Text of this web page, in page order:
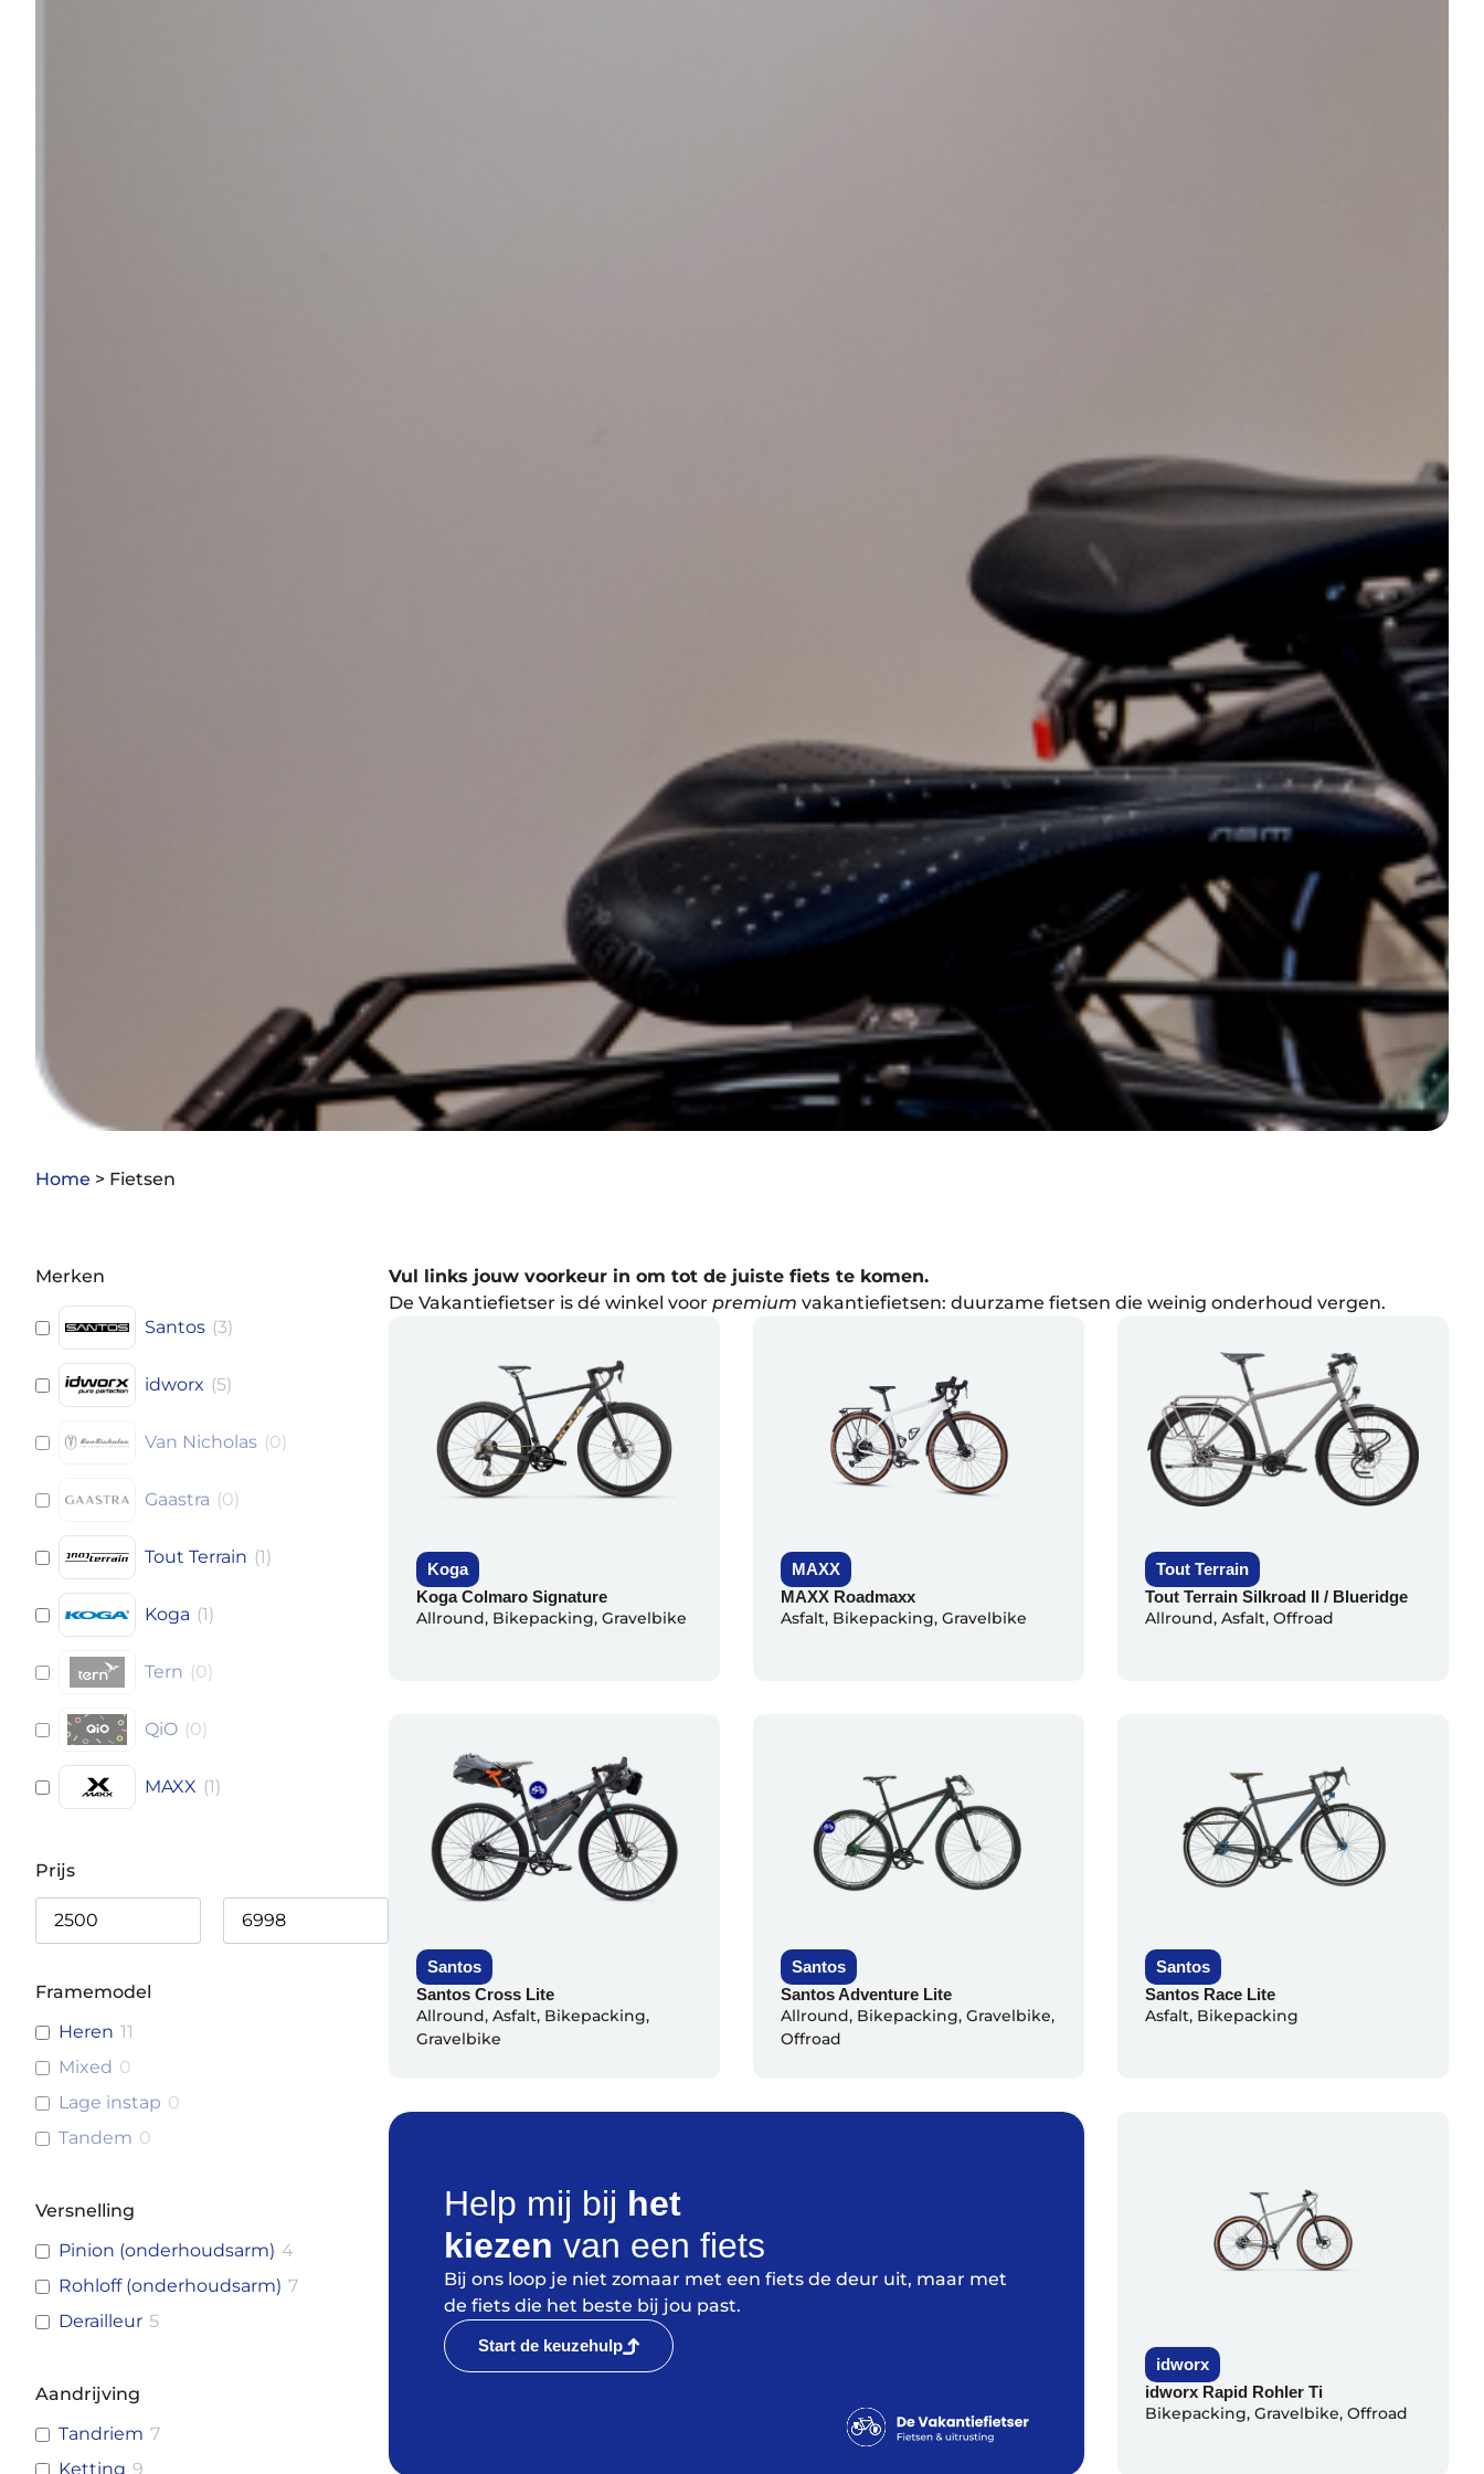
Home > Fietsen
Merken
Santos (3)
idworx (5)
Van Nicholas (0)
Gaastra (0)
Tout Terrain (1)
Koga (1)
Tern (0)
QiO (0)
MAXX (1)
Prijs
Framemodel
Heren 11
Mixed 0
Lage instap 0
Tandem 0
Versnelling
Pinion (onderhoudsarm) 4
Rohloff (onderhoudsarm) 7
Derailleur 5
Aandrijving
Tandriem 7
Ketting 9
Vul links jouw voorkeur in om tot de juiste fiets te komen.
De Vakantiefietser is dé winkel voor premium vakantiefietsen: duurzame fietsen die weinig onderhoud vergen.
Koga
Koga Colmaro Signature
Allround, Bikepacking, Gravelbike
MAXX
MAXX Roadmaxx
Asfalt, Bikepacking, Gravelbike
Tout Terrain
Tout Terrain Silkroad II / Blueridge
Allround, Asfalt, Offroad
Santos
Santos Cross Lite
Allround, Asfalt, Bikepacking,
Gravelbike
Santos
Santos Adventure Lite
Allround, Bikepacking, Gravelbike,
Offroad
Santos
Santos Race Lite
Asfalt, Bikepacking
Help mij bij het
kiezen van een fiets
Bij ons loop je niet zomaar met een fiets de deur uit, maar met
de fiets die het beste bij jou past.
Start de keuzehulp
idworx
idworx Rapid Rohler Ti
Bikepacking, Gravelbike, Offroad